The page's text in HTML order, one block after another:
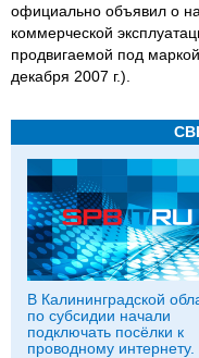
официально объявил о
коммерческой
продвигаемой под
декабря 2007 г.).
В Калининградской
по субсидии начали
подключать посёлки к
проводному интернету.